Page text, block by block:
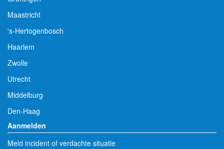
Maastricht
's-Hertogenbosch
Haarlem
Zwolle
Utrecht
Middelburg
Den-Haag
Aanmelden
Meld incident of verdachte situatie